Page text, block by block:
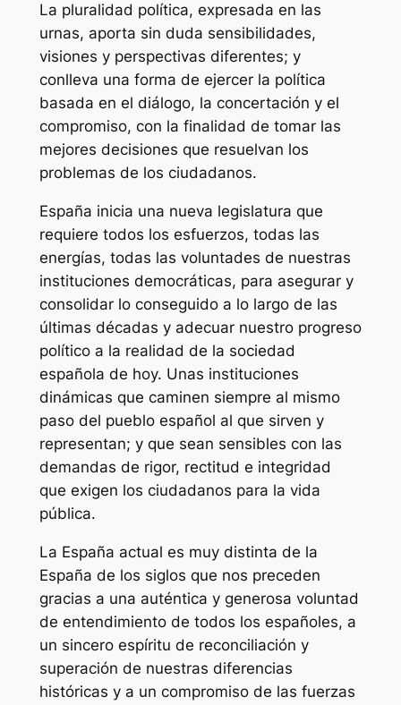
La pluralidad política, expresada en las
urnas, aporta sin duda sensibilidades,
visiones y perspectivas diferentes; y
conlleva una forma de ejercer la política
basada en el diálogo, la concertación y el
compromiso, con la finalidad de tomar las
mejores decisiones que resuelvan los
problemas de los ciudadanos.
España inicia una nueva legislatura que
requiere todos los esfuerzos, todas las
energías, todas las voluntades de nuestras
instituciones democráticas, para asegurar y
consolidar lo conseguido a lo largo de las
últimas décadas y adecuar nuestro progreso
político a la realidad de la sociedad
española de hoy. Unas instituciones
dinámicas que caminen siempre al mismo
paso del pueblo español al que sirven y
representan; y que sean sensibles con las
demandas de rigor, rectitud e integridad
que exigen los ciudadanos para la vida
pública.
La España actual es muy distinta de la
España de los siglos que nos preceden
gracias a una auténtica y generosa voluntad
de entendimiento de todos los españoles, a
un sincero espíritu de reconciliación y
superación de nuestras diferencias
históricas y a un compromiso de las fuerzas